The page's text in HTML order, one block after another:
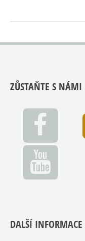
ZŮSTAŇTE S NÁMI
DALŠÍ INFORMACE